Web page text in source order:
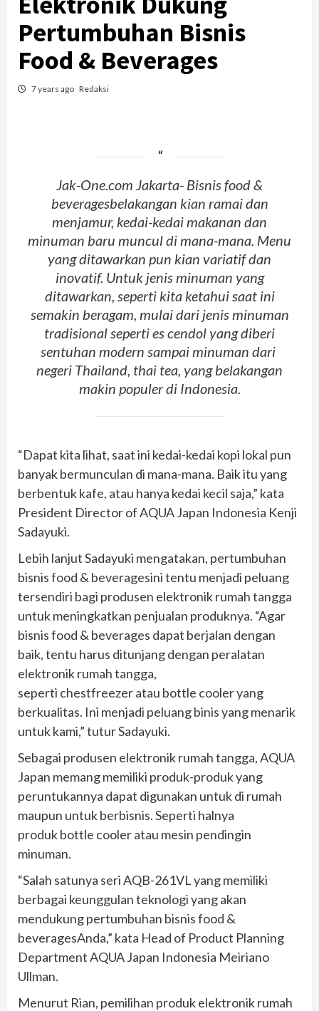
Pertumbuhan Bisnis
Food & Beverages
7 years ago Redaksi
Jak-One.com Jakarta- Bisnis food &
beveragesbelakangan kian ramai dan
menjamur, kedai-kedai makanan dan
minuman baru muncul di mana-mana. Menu
yang ditawarkan pun kian variatif dan
inovatif. Untuk jenis minuman yang
ditawarkan, seperti kita ketahui saat ini
semakin beragam, mulai dari jenis minuman
tradisional seperti es cendol yang diberi
sentuhan modern sampai minuman dari
negeri Thailand, thai tea, yang belakangan
makin populer di Indonesia.
“Dapat kita lihat, saat ini kedai-kedai kopi lokal pun
banyak bermunculan di mana-mana. Baik itu yang
berbentuk kafe, atau hanya kedai kecil saja,” kata
President Director of AQUA Japan Indonesia Kenji
Sadayuki.
Lebih lanjut Sadayuki mengatakan, pertumbuhan
bisnis food & beveragesini tentu menjadi peluang
tersendiri bagi produsen elektronik rumah tangga
untuk meningkatkan penjualan produknya. “Agar
bisnis food & beverages dapat berjalan dengan
baik, tentu harus ditunjang dengan peralatan
elektronik rumah tangga,
seperti chestfreezer atau bottle cooler yang
berkualitas. Ini menjadi peluang binis yang menarik
untuk kami,” tutur Sadayuki.
Sebagai produsen elektronik rumah tangga, AQUA
Japan memang memiliki produk-produk yang
peruntukannya dapat digunakan untuk di rumah
maupun untuk berbisnis. Seperti halnya
produk bottle cooler atau mesin pendingin
minuman.
“Salah satunya seri AQB-261VL yang memiliki
berbagai keunggulan teknologi yang akan
mendukung pertumbuhan bisnis food &
beveragesAnda,” kata Head of Product Planning
Department AQUA Japan Indonesia Meiriano
Ullman.
Menurut Rian, pemilihan produk elektronik rumah